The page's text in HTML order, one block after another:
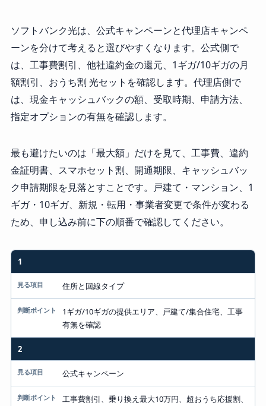
ソフトバンク光は、公式キャンペーンと代理店キャンペ
ーンを分けて考えると選びやすくなります。公式側で
は、工事費割引、他社違約金の還元、1ギガ/10ギガの月
額割引、おうち割 光セットを確認します。代理店側で
は、現金キャッシュバックの額、受取時期、申請方法、
指定オプションの有無を確認します。
最も避けたいのは「最大額」だけを見て、工事費、違約
金証明書、スマホセット割、開通期限、キャッシュバッ
ク申請期限を見落とすことです。戸建て・マンション、1
ギガ・10ギガ、新規・転用・事業者変更で条件が変わる
ため、申し込み前に下の順番で確認してください。
確認順
見る項目
判断ポイント
1
住所と回線タイプ
1ギガ/10ギガの提供エリア、戸建て/集合住宅、工事
有無を確認
2
公式キャンペーン
工事費割引、乗り換え最大10万円、超おうち応援割、